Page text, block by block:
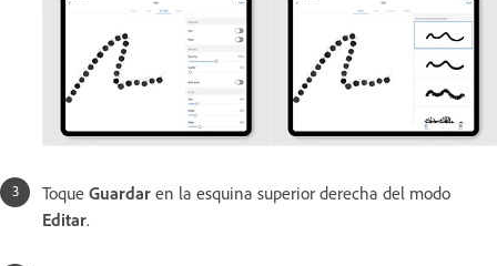
Toque Guardar en la esquina superior derecha del modo
Editar.